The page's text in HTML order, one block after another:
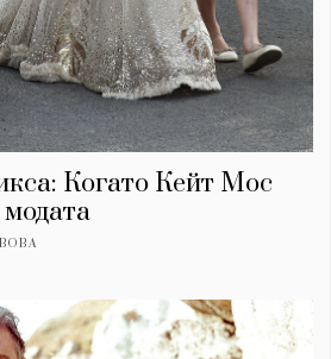
Когато Кейт Мос